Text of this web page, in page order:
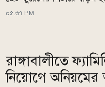
০৫:৩৭ PM
রাঙ্গাবালীতে
নিয়োগে